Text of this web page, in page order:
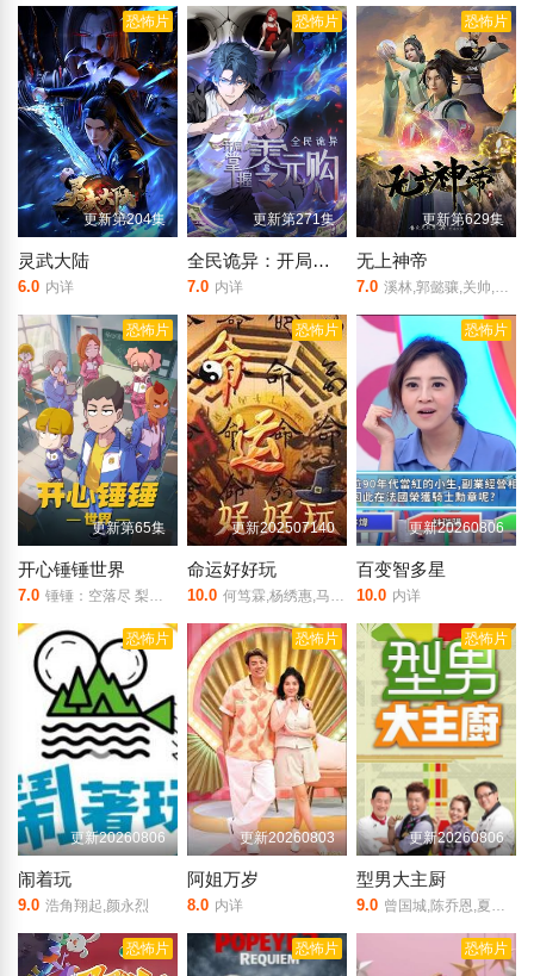
恐怖片
更新第204集
灵武大陆
6.0 内详
恐怖片
更新第271集
全民诡异：开局掌握零元购·动态漫画
7.0 内详
恐怖片
更新第629集
无上神帝
7.0 溪林,郭懿骧,关帅,冷泉夜月,季骜杰,钟巍,烈之流星,蘭雨馨,张妮,徐翔,Akira明,柳知萧
恐怖片
更新第65集
开心锤锤世界
7.0 锤锤：空落尽 梨妹：涩尕猫
恐怖片
更新202507140
命运好好玩
10.0 何笃霖,杨绣惠,马世莉,玛莉亚
恐怖片
更新20260806
百变智多星
10.0 内详
恐怖片
更新20260806
闹着玩
9.0 浩角翔起,颜永烈
恐怖片
更新20260803
阿姐万岁
8.0 内详
恐怖片
更新20260806
型男大主厨
9.0 曾国城,陈乔恩,夏于乔,阿基师,郑坚克,殷琦
恐怖片 恐怖片 恐怖片